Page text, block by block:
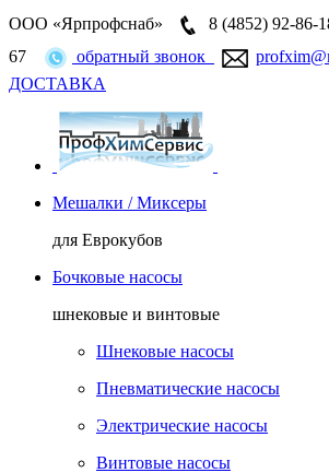
ООО «Ярпрофснаб» 8 (4852) 92-86-
67
обратный звонок
ДОСТАВКА
Мешалки / Миксеры
для Еврокубов
Бочковые насосы
шнековые и винтовые
Шнековые насосы
Пневматические насосы
Электрические насосы
Винтовые насосы